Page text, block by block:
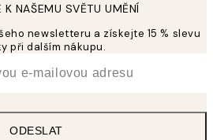
K NAŠEMU SVĚTU UMĚNÍ
newsletteru a získejte 15 % slevu
při dalším nákupu.
ODESLAT